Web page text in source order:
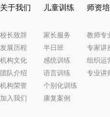
关于我们
校长致辞
发展历程
机构文化
团队介绍
机构荣誉
加入我们
儿童训练
家长服务
半日班
感统训练
语言训练
个别化训练
康复案例
师资培
教师专
专家讲
组织运
专业讲